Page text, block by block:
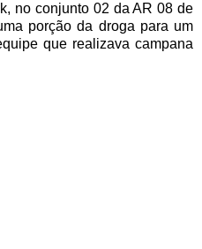
no conjunto 02 da AR 08 de
porção da droga para um
que realizava campana